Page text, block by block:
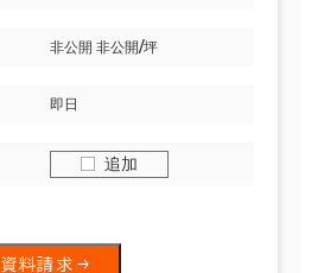
非公開 非公開/坪
即日
追加
資料請求